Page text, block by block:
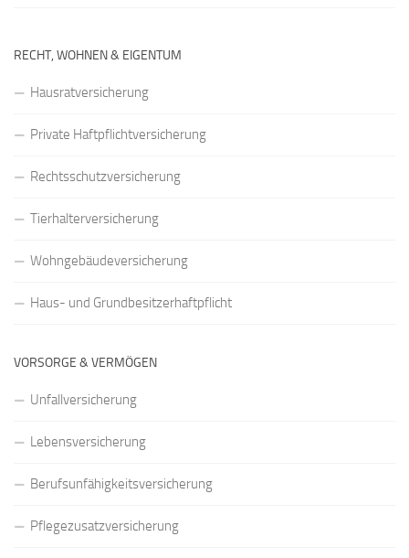
RECHT, WOHNEN & EIGENTUM
Hausratversicherung
Private Haftpflichtversicherung
Rechtsschutzversicherung
Tierhalterversicherung
Wohngebäudeversicherung
Haus- und Grundbesitzerhaftpflicht
VORSORGE & VERMÖGEN
Unfallversicherung
Lebensversicherung
Berufsunfähigkeitsversicherung
Pflegezusatzversicherung